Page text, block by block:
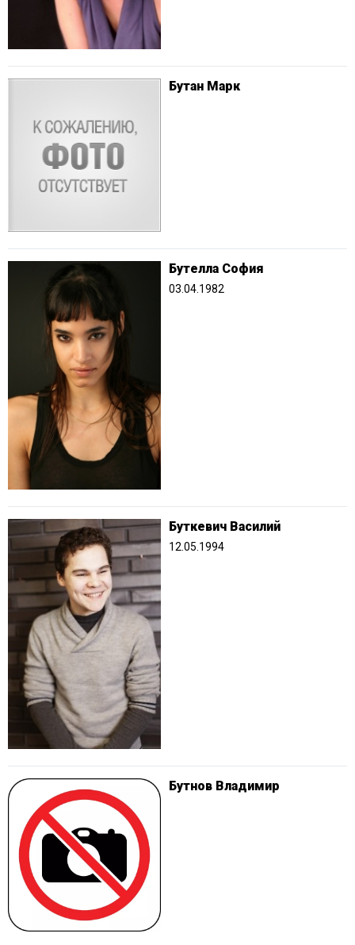
Бутан Марк
Бутелла София
03.04.1982
Буткевич Василий
12.05.1994
Бутнов Владимир